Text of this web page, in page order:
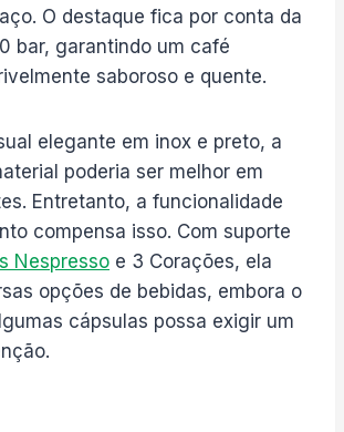
O destaque fica por conta da
bar, garantindo um café
saboroso e quente.
elegante em inox e preto, a
poderia ser melhor em
Entretanto, a funcionalidade
compensa isso. Com suporte
Nespresso e 3 Corações, ela
opções de bebidas, embora o
cápsulas possa exigir um